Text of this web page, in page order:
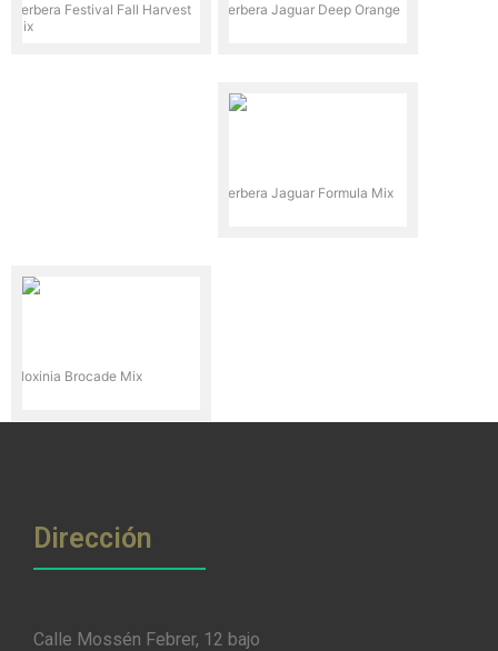
Gerbera Festival Fall Harvest
Mix
Gerbera Jaguar Deep Orange
Gerbera Jaguar Formula Mix
Gloxinia Brocade Mix
Dirección
Calle Mossén Febrer, 12 bajo